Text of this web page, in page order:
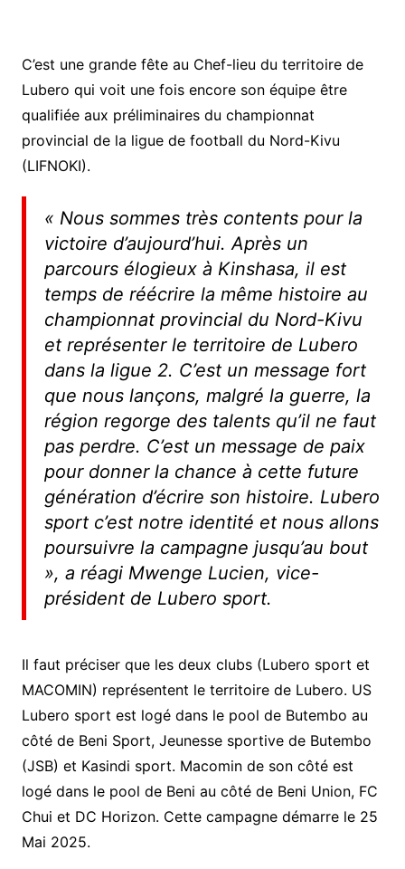
C’est une grande fête au Chef-lieu du territoire de
Lubero qui voit une fois encore son équipe être
qualifiée aux préliminaires du championnat
provincial de la ligue de football du Nord-Kivu
(LIFNOKI).
« Nous sommes très contents pour la
victoire d’aujourd’hui. Après un
parcours élogieux à Kinshasa, il est
temps de réécrire la même histoire au
championnat provincial du Nord-Kivu
et représenter le territoire de Lubero
dans la ligue 2. C’est un message fort
que nous lançons, malgré la guerre, la
région regorge des talents qu’il ne faut
pas perdre. C’est un message de paix
pour donner la chance à cette future
génération d’écrire son histoire. Lubero
sport c’est notre identité et nous allons
poursuivre la campagne jusqu’au bout
», a réagi Mwenge Lucien, vice-
président de Lubero sport.
Il faut préciser que les deux clubs (Lubero sport et
MACOMIN) représentent le territoire de Lubero. US
Lubero sport est logé dans le pool de Butembo au
côté de Beni Sport, Jeunesse sportive de Butembo
(JSB) et Kasindi sport. Macomin de son côté est
logé dans le pool de Beni au côté de Beni Union, FC
Chui et DC Horizon. Cette campagne démarre le 25
Mai 2025.